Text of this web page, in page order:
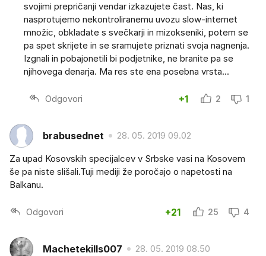
svojimi prepričanji vendar izkazujete čast. Nas, ki
nasprotujemo nekontroliranemu uvozu slow-internet
množic, obkladate s svečkarji in mizokseniki, potem se
pa spet skrijete in se sramujete priznati svoja nagnenja.
Izgnali in pobajonetili bi podjetnike, ne branite pa se
njihovega denarja. Ma res ste ena posebna vrsta...
Odgovori +1 2 1
brabusednet 28. 05. 2019 09.02
Za upad Kosovskih specijalcev v Srbske vasi na Kosovem
še pa niste slišali.Tuji mediji že poročajo o napetosti na
Balkanu.
Odgovori +21 25 4
Machetekills007 28. 05. 2019 08.50